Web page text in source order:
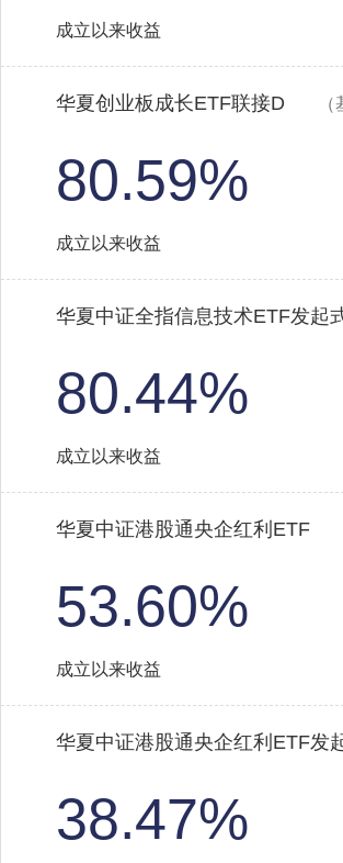
成立以来收益
华夏创业板成长ETF联接D
80.59%
成立以来收益
华夏中证全指信息技术ETF发起
80.44%
成立以来收益
华夏中证港股通央企红利ETF
53.60%
成立以来收益
华夏中证港股通央企红利ETF发
38.47%